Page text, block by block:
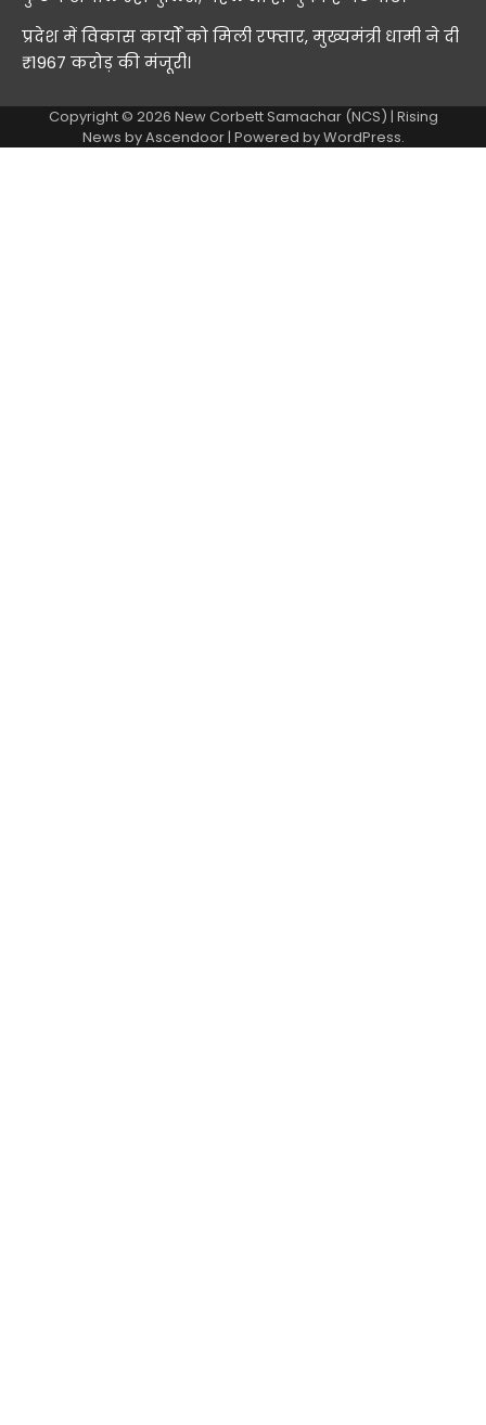
प्रदेश में विकास कार्यों को मिली रफ्तार, मुख्यमंत्री धामी ने दी
₹1967 करोड़ की मंजूरी।
Copyright © 2026 New Corbett Samachar (NCS) | Rising
News byAscendoor| Powered byWordPress.